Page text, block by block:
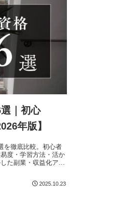
｜初心
年版】
を徹底比較。初心者
度・学習方法・活か
た副業・収益化アイ
2025.10.23